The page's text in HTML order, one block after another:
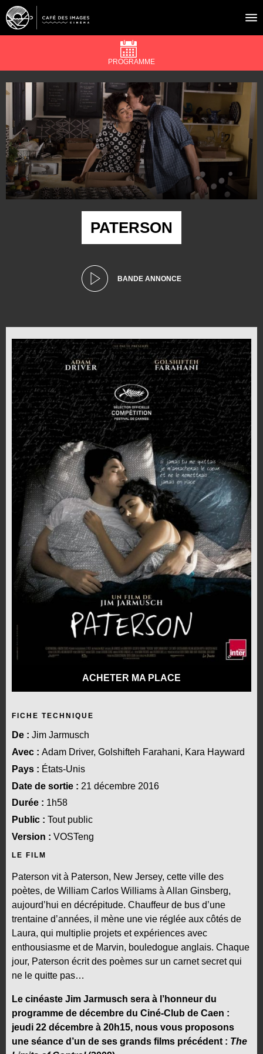
À L’AFFICHE
ÉVÉNEMENTS
CAFÉ DU CINÉ
PRATIQUE
ÉDUCATION AUX IMAGES
PATERSON
BANDE ANNONCE
ACHETER MA PLACE
FICHE TECHNIQUE
De : Jim Jarmusch
Avec : Adam Driver, Golshifteh Farahani, Kara Hayward
Pays : États-Unis
Date de sortie : 21 décembre 2016
Durée : 1h58
Public : Tout public
Version : VOSTeng
LE FILM
Paterson vit à Paterson, New Jersey, cette ville des
poètes, de William Carlos Williams à Allan Ginsberg,
aujourd’hui en décrépitude. Chauffeur de bus d’une
trentaine d’années, il mène une vie réglée aux côtés de
Laura, qui multiplie projets et expériences avec
enthousiasme et de Marvin, bouledogue anglais. Chaque
jour, Paterson écrit des poèmes sur un carnet secret qui
ne le quitte pas…
Le cinéaste Jim Jarmusch sera à l’honneur du
programme de décembre du Ciné-Club de Caen :
jeudi 22 décembre à 20h15, nous vous proposons
une séance d’un de ses grands films précédent : The
PROGRAMME